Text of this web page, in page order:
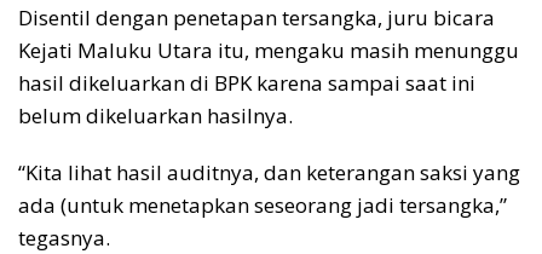
Disentil dengan penetapan tersangka, juru bicara
Kejati Maluku Utara itu, mengaku masih menunggu
hasil dikeluarkan di BPK karena sampai saat ini
belum dikeluarkan hasilnya.
“Kita lihat hasil auditnya, dan keterangan saksi yang
ada (untuk menetapkan seseorang jadi tersangka,”
tegasnya.